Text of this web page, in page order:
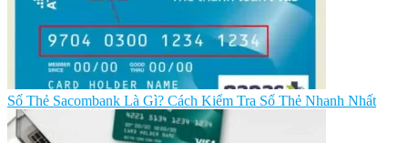
Số Thẻ Sacombank Là Gì? Cách Kiểm Tra Số Thẻ Nhanh Nhất